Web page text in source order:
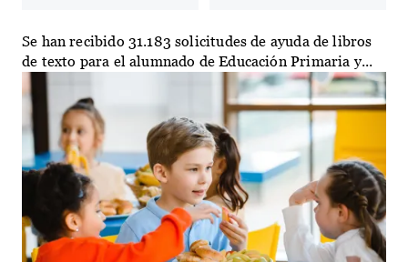
Se han recibido 31.183 solicitudes de ayuda de libros
de texto para el alumnado de Educación Primaria y...